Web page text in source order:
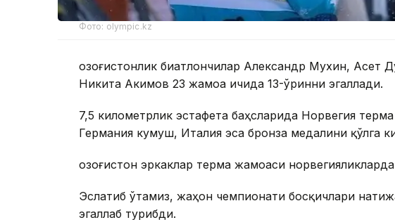
Фото: olympic.kz
Қозоғистонлик биатлончилар Александр Мухин, Асет
Никита Акимов 23 жамоа ичида 13-ўринни эгаллади.
7,5 километрлик эстафета баҳсларида Норвегия
Германия кумуш, Италия эса бронза медалини қўлга
Қозоғистон эркаклар терма жамоаси
Эслатиб ўтамиз, жаҳон чемпионати босқичлари
эгаллаб турибди.